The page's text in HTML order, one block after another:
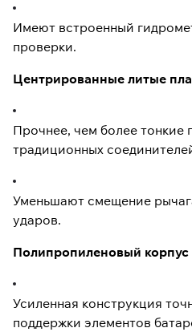
Имеют встроенный
проверки.
Центрированные литые
Прочнее, чем более тонкие
традиционных
Уменьшают смещение
ударов.
Полипропиленовый корпус
Усиленная конструкция
поддержки элементов